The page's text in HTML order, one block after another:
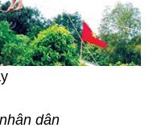
dân